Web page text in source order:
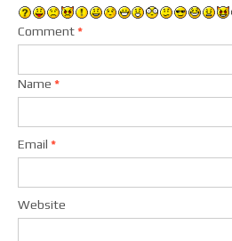
Comment*
Name *
Email *
Website